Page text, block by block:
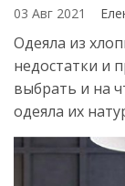
03 Авг 2021
Одеяла из
недостатки и
выбрать и на
одеяла их